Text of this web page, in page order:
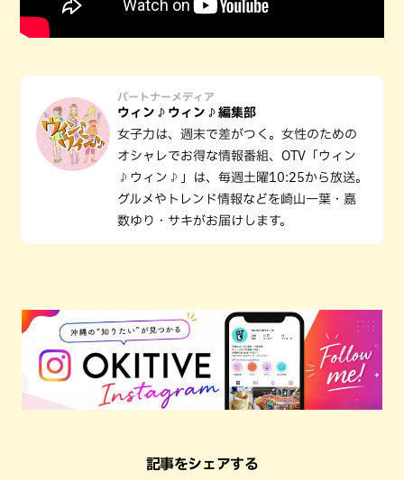
パートナーメディア
ウィン♪ウィン♪編集部
女子力は、週末で差がつく。女性のための
オシャレでお得な情報番組、OTV「ウィン
♪ウィン♪」は、毎週土曜10:25から放送。
グルメやトレンド情報などを崎山一葉・嘉
数ゆり・サキがお届けします。
記事をシェアする